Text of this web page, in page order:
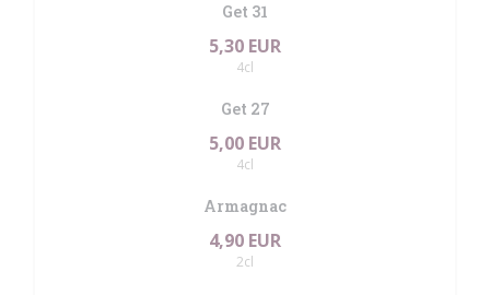
Get 31
5,30 EUR
4cl
Get 27
5,00 EUR
4cl
Armagnac
4,90 EUR
2cl